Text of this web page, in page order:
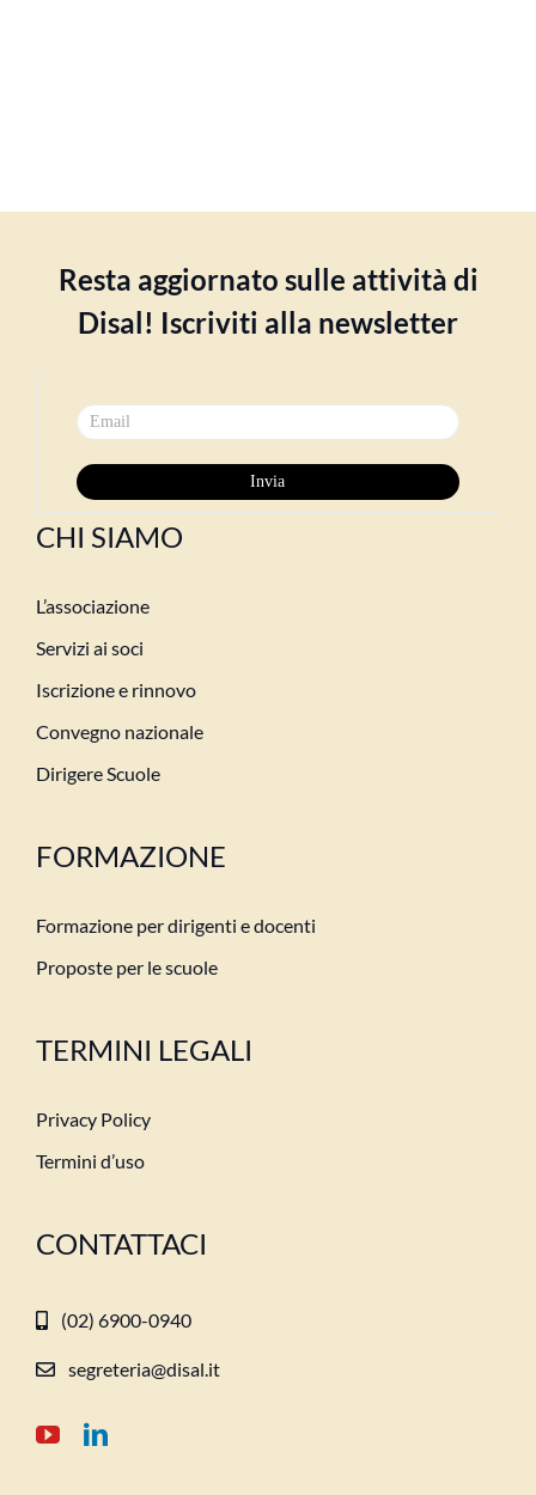
Resta aggiornato sulle attività di
Disal! Iscriviti alla newsletter
CHI SIAMO
L’associazione
Servizi ai soci
Iscrizione e rinnovo
Convegno nazionale
Dirigere Scuole
FORMAZIONE
Formazione per dirigenti e docenti
Proposte per le scuole
TERMINI LEGALI
Privacy Policy
Termini d’uso
CONTATTACI
(02) 6900-0940
segreteria@disal.it